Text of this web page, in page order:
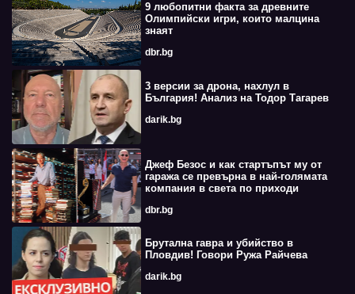
9 любопитни факта за древните
Олимпийски игри, които малцина
знаят
dbr.bg
3 версии за дрона, нахлул в
България! Анализ на Тодор Тагарев
darik.bg
Джеф Безос и как стартъпът му от
гаража се превърна в най-голямата
компания в света по приходи
dbr.bg
Брутална гавра и убийство в
Пловдив! Говори Ружа Райчева
darik.bg